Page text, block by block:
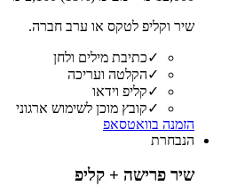
שיר וקליפ לטקס או ערב חברה.
✓כתיבת מילים ולחן
✓הקלטה ועריכה
✓קליפ וידאו
✓קובץ מוכן לשימוש ארגוני
הזמנה בוואטסאפ
הנבחרת
שיר פרישה + קליפ